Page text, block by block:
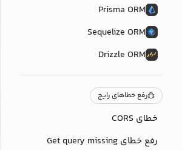
Prisma ORM
Sequelize ORM
Drizzle ORM
رفع خطاهای رایج
خطای CORS
رفع خطای Get query missing